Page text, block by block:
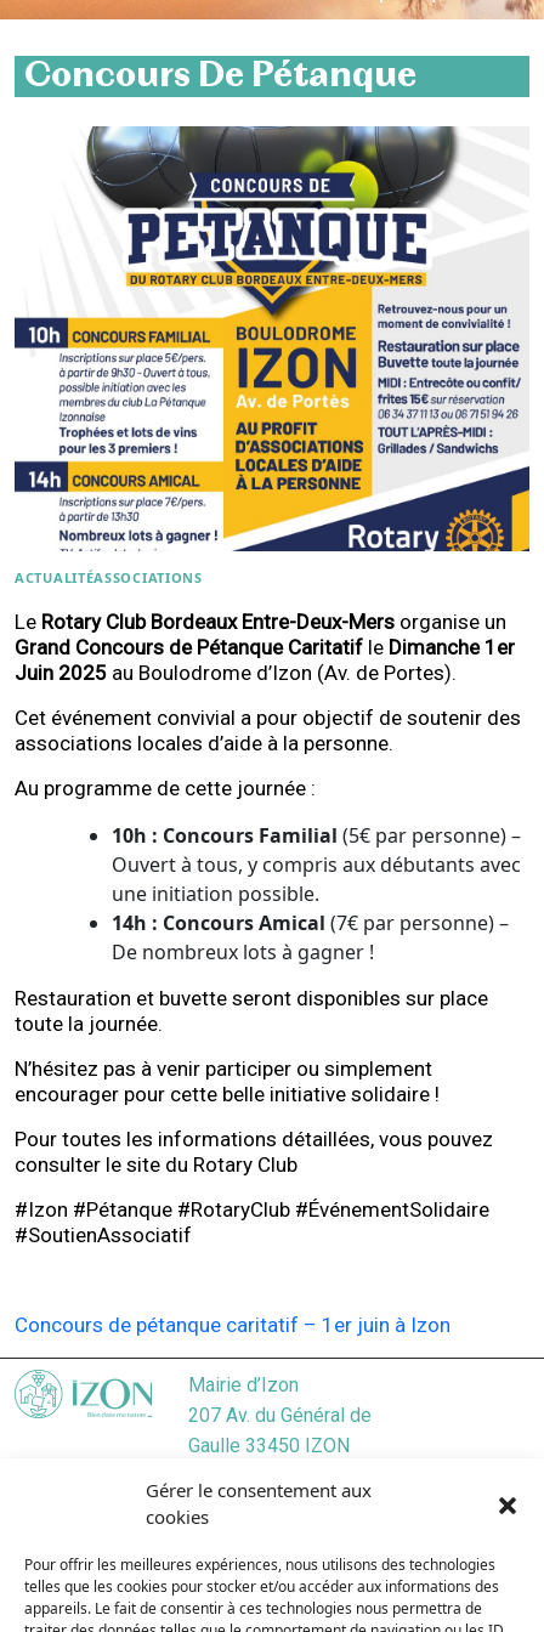
Gérer le consentement aux
cookies
Pour offrir les meilleures expériences, nous utilisons des technologies
telles que les cookies pour stocker et/ou accéder aux informations des
appareils. Le fait de consentir à ces technologies nous permettra de
Concours De Pétanque
ACTUALITÉASSOCIATIONS
Le Rotary Club Bordeaux Entre-Deux-Mers organise un
Grand Concours de Pétanque Caritatif le Dimanche 1er
Juin 2025 au Boulodrome d’Izon (Av. de Portes).
Cet événement convivial a pour objectif de soutenir des
associations locales d’aide à la personne.
Au programme de cette journée :
10h : Concours Familial (5€ par personne) –
Ouvert à tous, y compris aux débutants avec
une initiation possible.
14h : Concours Amical (7€ par personne) –
De nombreux lots à gagner !
Restauration et buvette seront disponibles sur place
toute la journée.
N’hésitez pas à venir participer ou simplement
encourager pour cette belle initiative solidaire !
Pour toutes les informations détaillées, vous pouvez
consulter le site du Rotary Club
#Izon #Pétanque #RotaryClub #ÉvénementSolidaire
#SoutienAssociatif
Concours de pétanque caritatif – 1er juin à Izon
Mairie d’Izon
207 Av. du Général de
Gaulle 33450 IZON
05 57 55 45 46
Lundi/ 9:00–12:30, 13:30–17:30
Mardi/ 9:00–12:3O, 13:3O–19:00